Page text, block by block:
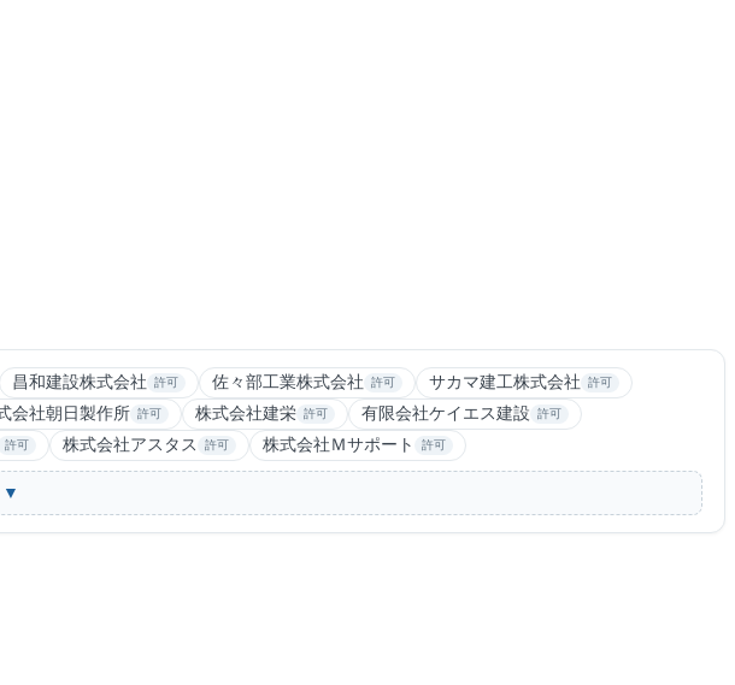
昌和建設株式会社 許可 佐々部工業株式会社 許可 サカマ建工株式会社 許可
会社朝日製作所 許可 株式会社建栄 許可 有限会社ケイエス建設 許可
許可 株式会社アスタス 許可 株式会社Ｍサポート 許可
▼